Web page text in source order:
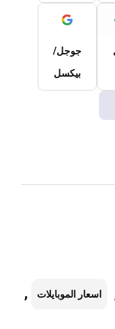
جوجل/
بيكسل
اسعار الموبايلات ,